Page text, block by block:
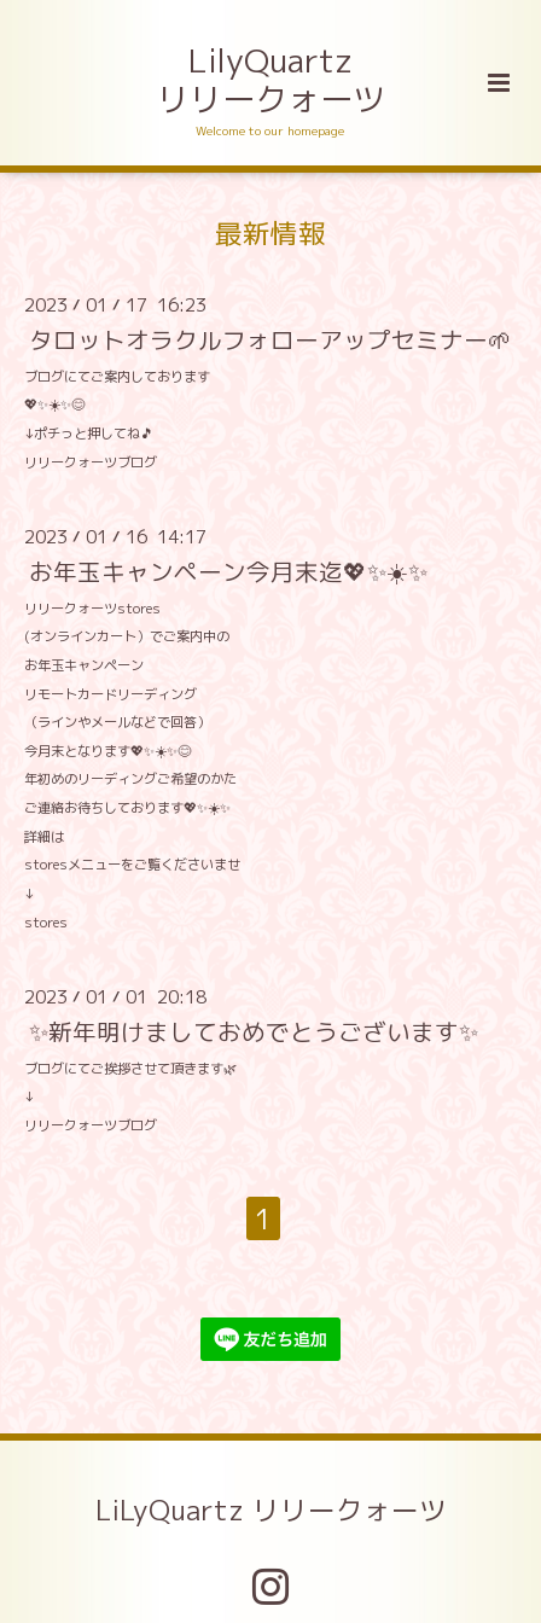
LilyQuartz
リリークォーツ
Welcome to our homepage
最新情報
2023 / 01 / 17 16:23
タロットオラクルフォローアップセミナー🌱
ブログにてご案内しております
💖✨☀️✨😊
↓ポチっと押してね🎵
リリークォーツブログ
2023 / 01 / 16 14:17
お年玉キャンペーン今月末迄💖✨☀️✨
リリークォーツstores
(オンラインカート）でご案内中の
お年玉キャンペーン
リモートカードリーディング
（ラインやメールなどで回答）
今月末となります💖✨☀️✨😊
年初めのリーディングご希望のかた
ご連絡お待ちしております💖✨☀️✨
詳細は
storesメニューをご覧くださいませ
↓
stores
2023 / 01 / 01 20:18
✨新年明けましておめでとうございます✨
ブログにてご挨拶させて頂きます🌿
↓
リリークォーツブログ
1
LiLyQuartz リリークォーツ